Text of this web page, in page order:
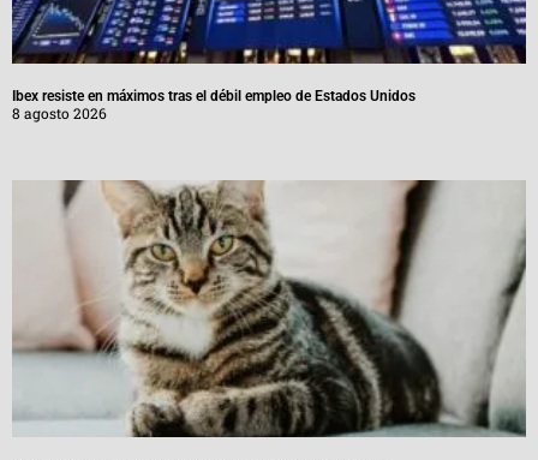
Ibex resiste en máximos tras el débil empleo de Estados Unidos
8 agosto 2026